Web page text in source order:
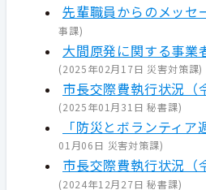
先輩職員からのメッセ
事課)
大間原発に関する事業
(2025年02月17日 災害対策課)
市長交際費執行状況（
(2025年01月31日 秘書課)
「防災とボランティ
01月06日 災害対策課)
市長交際費執行状況（
(2024年12月27日 秘書課)